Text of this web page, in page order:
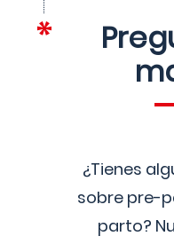
¿Tienes
sobre pre-
parto?